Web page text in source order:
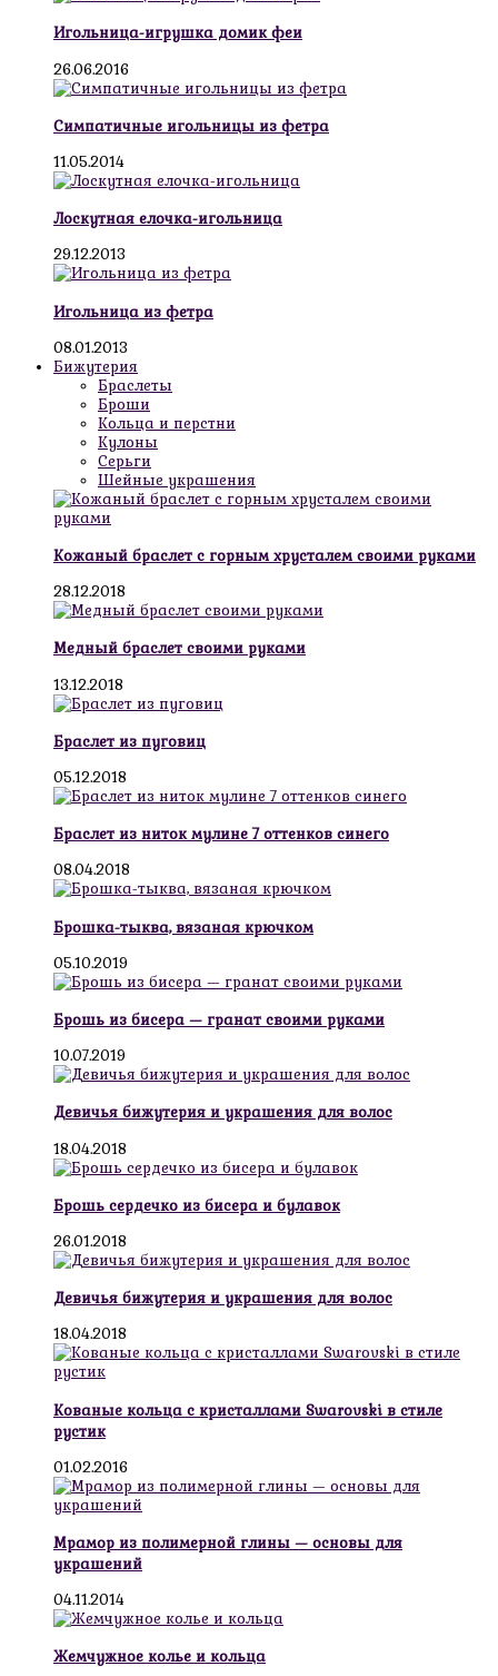
Игольница-игрушка домик феи
26.06.2016
Симпатичные игольницы из фетра
11.05.2014
Лоскутная елочка-игольница
29.12.2013
Игольница из фетра
08.01.2013
Бижутерия
Браслеты
Броши
Кольца и перстни
Кулоны
Серьги
Шейные украшения
Кожаный браслет с горным хрусталем своими руками
28.12.2018
Медный браслет своими руками
13.12.2018
Браслет из пуговиц
05.12.2018
Браслет из ниток мулине 7 оттенков синего
08.04.2018
Брошка-тыква, вязаная крючком
05.10.2019
Брошь из бисера — гранат своими руками
10.07.2019
Девичья бижутерия и украшения для волос
18.04.2018
Брошь сердечко из бисера и булавок
26.01.2018
Девичья бижутерия и украшения для волос
18.04.2018
Кованые кольца с кристаллами Swarovski в стиле
рустик
01.02.2016
Мрамор из полимерной глины — основы для
украшений
04.11.2014
Жемчужное колье и кольца